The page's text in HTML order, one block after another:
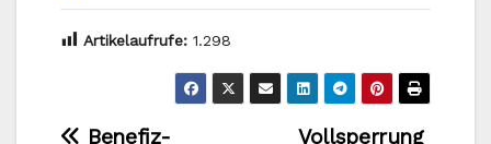
Artikelaufrufe: 1.298
Vollsperrung
Benefiz-